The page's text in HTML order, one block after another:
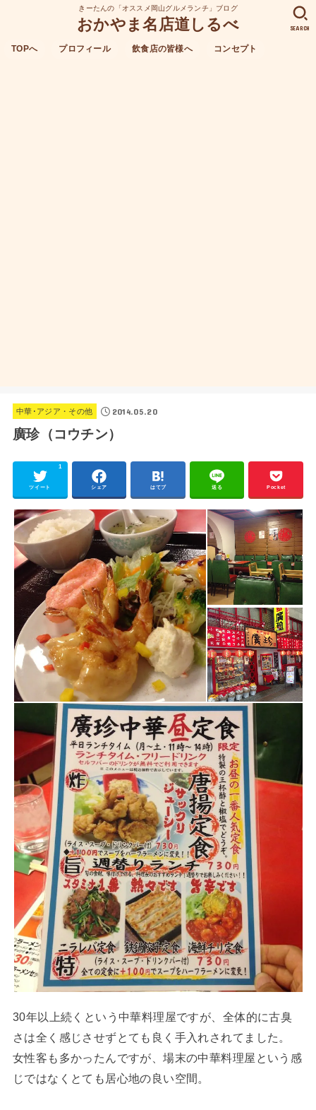
きーたんの「オススメ岡山グルメランチ」ブログ
おかやま名店道しるべ
TOPへ プロフィール 飲食店の皆様へ コンセプト
SEARCH
中華･アジア・その他 2014.05.20
廣珍（コウチン）
ツイート
1
シェア はてブ 送る Pocket
30年以上続くという中華料理屋ですが、全体的に古臭
さは全く感じさせずとても良く手入れされてました。
女性客も多かったんですが、場末の中華料理屋という感
じではなくとても居心地の良い空間。